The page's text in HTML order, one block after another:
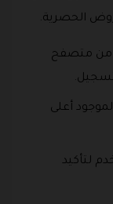
الحصرية.
من متصفح
أعلى
لتأكيد